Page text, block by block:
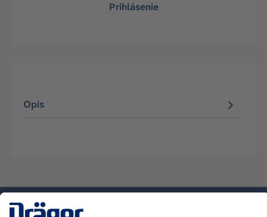
Prihlásenie
Opis